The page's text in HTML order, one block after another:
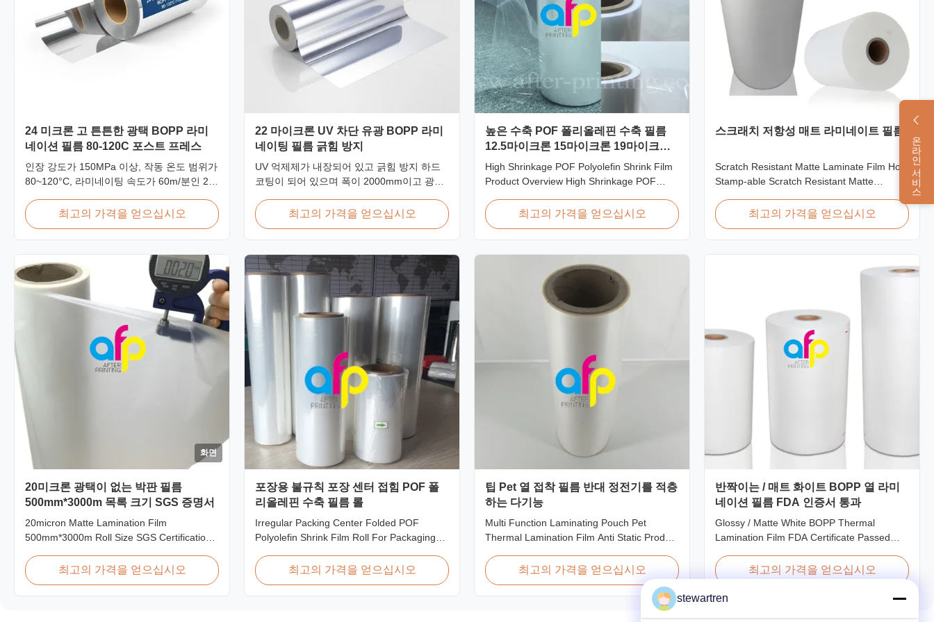
온라인 서비스
24 미크론 고 튼튼한 광택 BOPP 라미
네이션 필름 80-120C 포스트 프레스
인장 강도가 150MPa 이상, 작동 온도 범위가
80~120°C, 라미네이팅 속도가 60m/분인 24
름으로 상업용 인쇄 환경의 인쇄 후 마무리
작업에 최적화되어 있습니다.
최고의 가격을 얻으십시오
22 마이크론 UV 차단 유광 BOPP 라미
네이팅 필름 긁힘 방지
UV 억제제가 내장되어 있고 긁힘 방지 하드
코팅이 되어 있으며 폭이 2000mm이고 광학
라미네이션 필름은 옥외 간판, 포스터 및 장
기 디스플레이 응용 분야용으로 설계되었습
최고의 가격을 얻으십시오
높은 수축 POF 폴리올레핀 수축 필름
12.5마이크론 15마이크론 19마이크론
25마이크론
High Shrinkage POF Polyolefin Shrink Film
Product Overview High Shrinkage POF
in 12.5micron, 15micron, 19micron, and
25micron thicknesses. Product
POF Heat Shrink Wrap Film Material: PP +
PE Shrinkage Ratio: Over 60% ...
최고의 가격을 얻으십시오
스크래치 저항성 매트 라미네이트 필름
Scratch Resistant Matte Laminate Film Hot
Stamp-able Scratch Resistant Matte
Cardboard Scratch resistant matte laminate
film is one of the plastic laminate films we
최고의 가격을 얻으십시오
화면
20미크론 광택이 없는 박판 필름
500mm*3000m 목록 크기 SGS 증명서
20micron Matte Lamination Film
500mm*3000m Roll Size SGS Certification
Factory Price 20micron Matte Lamination
Film achieved top sales quantity among
최고의 가격을 얻으십시오
포장용 불규칙 포장 센터 접힘 POF 폴
리올레핀 수축 필름 롤
Irregular Packing Center Folded POF
Polyolefin Shrink Film Roll For Packaging
Folded POF Polyolefin Heat Shrink Film For
Packaging Product Overview Product
최고의 가격을 얻으십시오
팁 Pet 열 접착 필름 반대 정전기를 적층
하는 다기능
Multi Function Laminating Pouch Pet
Thermal Lamination Film Anti Static Product
workable for different ways of printing,
especially offset printing. It is composited of
biaxially oriented polypropylene, is the base
최고의 가격을 얻으십시오
반짝이는 / 매트 화이트 BOPP 열 라미
네이션 필름 FDA 인증서 통과
Glossy / Matte White BOPP Thermal
Lamination Film FDA Certificate Passed
Laminating Film BOPP Thermal Lamination
Film is a plastic thin film designed for paper
lamination. It utilizes BOPP film as the base
최고의 가격을 얻으십시오
stewartren